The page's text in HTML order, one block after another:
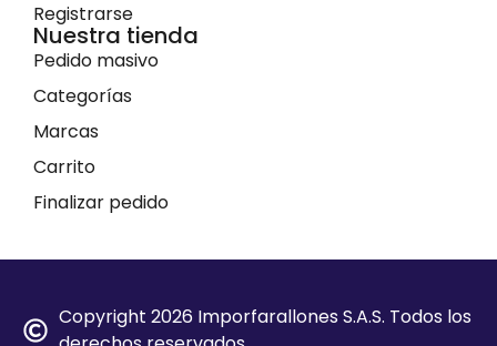
Registrarse
Nuestra tienda
Pedido masivo
Categorías
Marcas
Carrito
Finalizar pedido
Copyright 2026 Imporfarallones S.A.S. Todos los